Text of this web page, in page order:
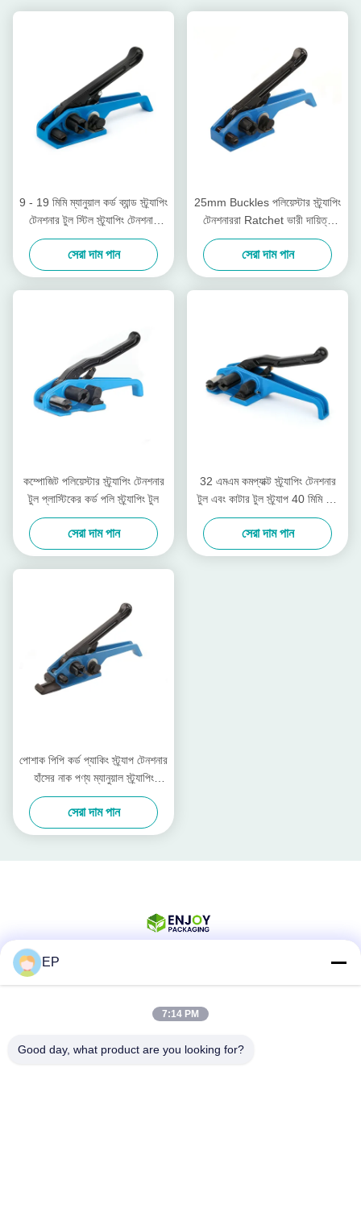
9 - 19 মিমি ম্যানুয়াল কর্ড ব্যান্ড স্ট্র্যাপিং
টেনশনার টুল স্টিল স্ট্র্যাপিং টেনশনার
কাটার সহ
সেরা দাম পান
25mm Buckles পলিয়েস্টার স্ট্র্যাপিং
টেনশনাররা Ratchet ভারী দায়িত্ব
Strapping টেনশনার
সেরা দাম পান
কম্পোজিট পলিয়েস্টার স্ট্র্যাপিং টেনশনার
টুল প্লাস্টিকের কর্ড পলি স্ট্র্যাপিং টুল
সেরা দাম পান
32 এমএম কমপ্যাক্ট স্ট্র্যাপিং টেনশনার
টুল এবং কাটার টুল স্ট্র্যাপ 40 মিমি কর্ড
স্ট্র্যাপিং টেনশনার
সেরা দাম পান
পোশাক পিপি কর্ড প্যাকিং স্ট্র্যাপ টেনশনার
হাঁসের নাক পণ্য ম্যানুয়াল স্ট্র্যাপিং
টেনশনার
সেরা দাম পান
EP
7:14 PM
Good day, what product are you looking for?